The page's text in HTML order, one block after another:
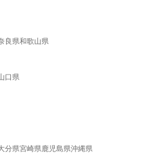
良県和歌山県
口県
分県宮崎県 鹿児島県沖縄県